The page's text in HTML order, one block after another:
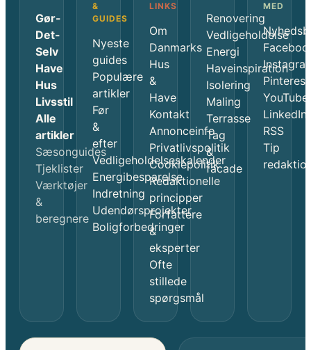
Gør-
Det-
Selv
Have
Hus
Livsstil
Alle
artikler
Sæsonguides
Tjeklister
Værktøjer
&
beregnere
&
GUIDES
Nyeste
guides
Populære
artikler
Før
&
efter
Vedligeholdelseskalender
Energibesparelse
Indretning
Udendørsprojekter
Boligforbedringer
LINKS
Om
Danmarks
Hus
&
Have
Kontakt
Annonceinfo
Privatlivspolitik
Cookiepolitik
Redaktionelle
principper
Forfattere
&
eksperter
Ofte
stillede
spørgsmål
Renovering
Vedligeholdelse
Energi
Haveinspiration
Isolering
Maling
Terrasse
Tag
&
facade
MED
Pinterest
YouTube
LinkedIn
RSS
Tip